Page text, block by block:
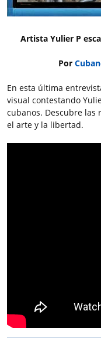
Artista Yulier P
Por
En esta última
visual contestando
cubanos. Descubre las
el arte y la libertad.